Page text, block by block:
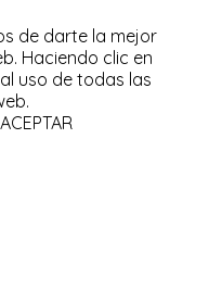
de darte la mejor
Haciendo clic en
uso de todas las
ACEPTAR